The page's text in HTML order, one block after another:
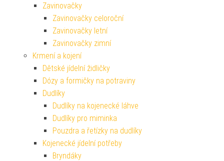
Zavinovačky
Zavinovačky celoroční
Zavinovačky letní
Zavinovačky zimní
Krmení a kojení
Dětské jídelní židličky
Dózy a formičky na potraviny
Dudlíky
Dudlíky na kojenecké láhve
Dudlíky pro miminka
Pouzdra a řetízky na dudlíky
Kojenecké jídelní potřeby
Bryndáky